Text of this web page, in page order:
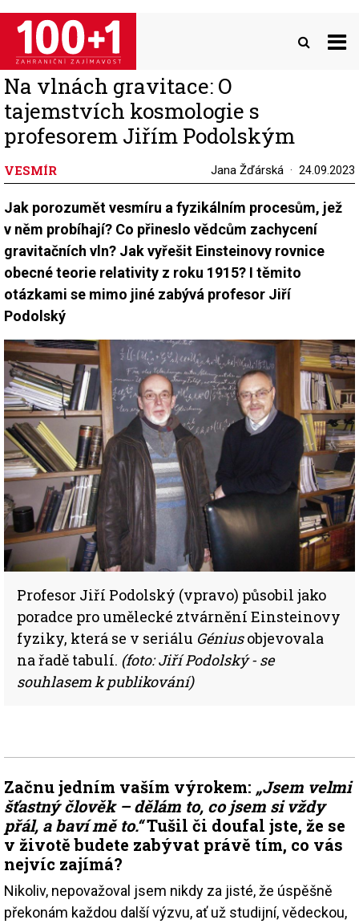
Přejít
hlavnímu
obsahu
Na vlnách gravitace: O
tajemstvích kosmologie s
profesorem Jiřím Podolským
VESMÍR Jana Žďárská 24.09.2023
Jak porozumět vesmíru a fyzikálním procesům, jež
v něm probíhají? Co přineslo vědcům zachycení
gravitačních vln? Jak vyřešit Einsteinovy rovnice
obecné teorie relativity z roku 1915? I těmito
otázkami se mimo jiné zabývá profesor Jiří
Podolský
Profesor Jiří Podolský (vpravo) působil jako
poradce pro umělecké ztvárnění Einsteinovy
fyziky, která se v seriálu Géniusobjevovala
na řadě tabulí. (foto: Jiří Podolský - se
souhlasem k publikování)
Začnu jedním vaším výrokem: „Jsem velmi
šťastný člověk – dělám to, co jsem si vždy
přál, a baví mě to.“Tušil či doufal jste, že se
v životě budete zabývat právě tím, co vás
nejvíc zajímá?
Nikoliv, nepovažoval jsem nikdy za jisté, že úspěšně
překonám každou další výzvu, ať už studijní, vědeckou,